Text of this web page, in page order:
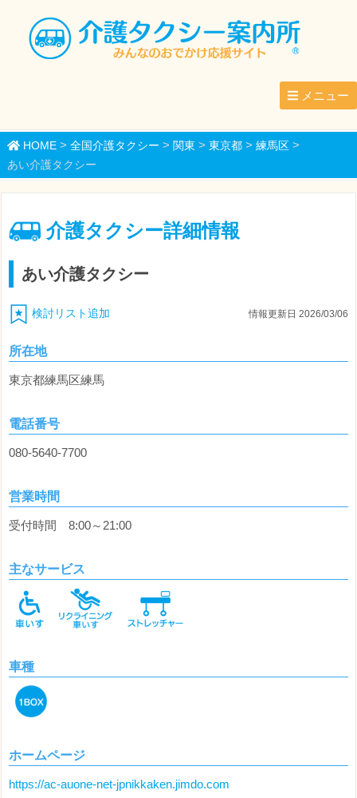
メニュー
HOME> 全国介護タクシー > 関東 > 東京都> 練馬区>
あい介護タクシー
介護タクシー詳細情報
あい介護タクシー
検討リスト追加 情報更新日 2026/03/06
所在地
東京都練馬区練馬
電話番号
080-5640-7700
営業時間
受付時間 8:00～21:00
主なサービス
車種
ホームページ
https://ac-auone-net-jpnikkaken.jimdo.com